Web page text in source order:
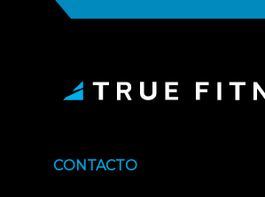
CONTACTO